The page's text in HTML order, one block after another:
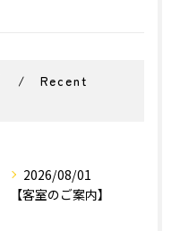
Recent
2026/08/01
【客室のご案内】